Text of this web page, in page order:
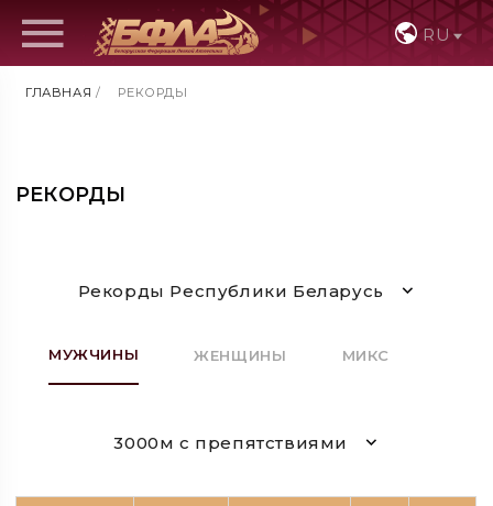
RU
ГЛАВНАЯ / РЕКОРДЫ
РЕКОРДЫ
Рекорды Республики Беларусь
МУЖЧИНЫ ЖЕНЩИНЫ МИКС
3000м с препятствиями